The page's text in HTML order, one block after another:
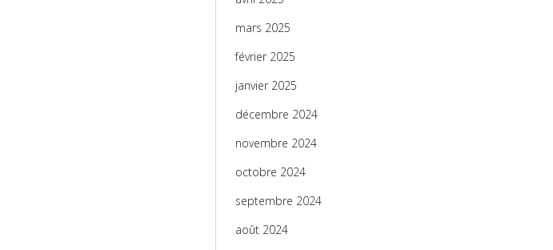
mars 2025
février 2025
janvier 2025
décembre 2024
novembre 2024
octobre 2024
septembre 2024
août 2024